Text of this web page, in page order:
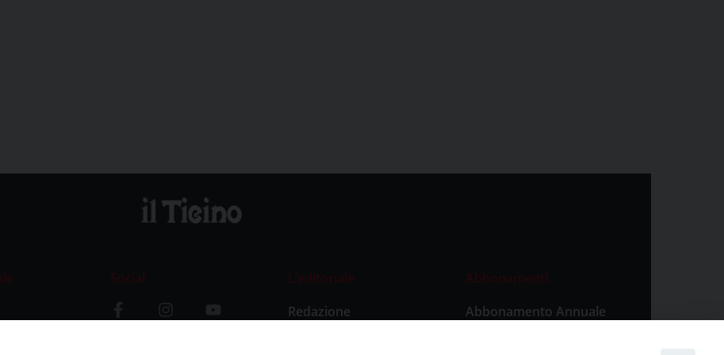
Social
L’editoriale
Redazione
Abbonamenti
Abbonamento Annuale